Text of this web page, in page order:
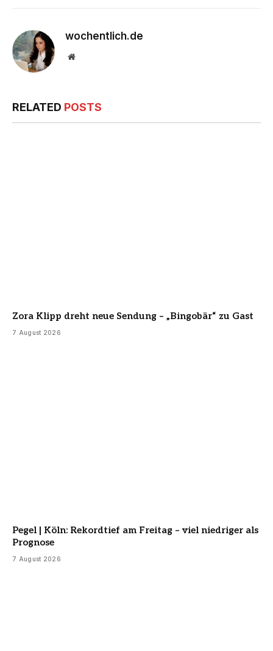
wochentlich.de
Website
RELATED POSTS
Zora Klipp dreht neue Sendung – „Bingobär“ zu Gast
7 August 2026
Pegel | Köln: Rekordtief am Freitag – viel niedriger als
Prognose
7 August 2026